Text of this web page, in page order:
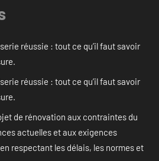
réussie : tout ce qu’il faut savoir
réussie : tout ce qu’il faut savoir
de rénovation aux contraintes du
actuelles et aux exigences
respectant les délais, les normes et